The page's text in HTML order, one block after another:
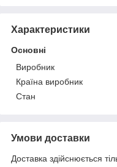
Характеристики
Основні
Виробник
Країна виробник
Стан
Умови доставки
Доставка здійснюється